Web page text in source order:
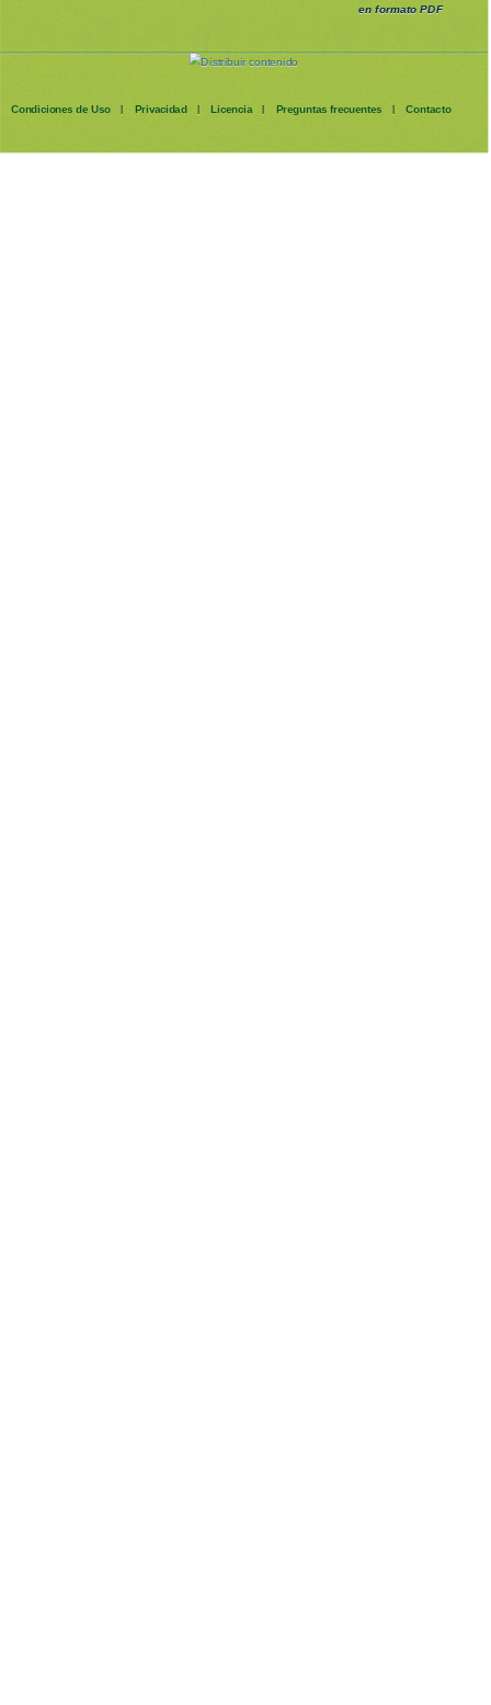
en formato PDF
Condiciones de Uso | Privacidad | Licencia | Preguntas frecuentes | Contacto